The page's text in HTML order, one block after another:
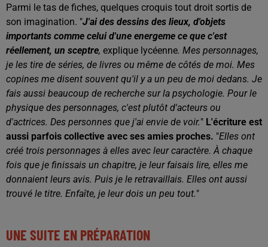
Parmi le tas de fiches, quelques croquis tout droit sortis de
son imagination. "J'ai des dessins des lieux, d'objets
importants comme celui d'une energeme ce que c'est
réellement, un sceptre, explique lycéenne. Mes personnages,
je les tire de séries, de livres ou même de côtés de moi. Mes
copines me disent souvent qu'il y a un peu de moi dedans. Je
fais aussi beaucoup de recherche sur la psychologie. Pour le
physique des personnages, c'est plutôt d'acteurs ou
d'actrices. Des personnes que j'ai envie de voir." L'écriture est
aussi parfois collective avec ses amies proches. "Elles ont
créé trois personnages à elles avec leur caractère. À chaque
fois que je finissais un chapitre, je leur faisais lire, elles me
donnaient leurs avis. Puis je le retravaillais. Elles ont aussi
trouvé le titre. Enfaîte, je leur dois un peu tout."
UNE SUITE EN PRÉPARATION